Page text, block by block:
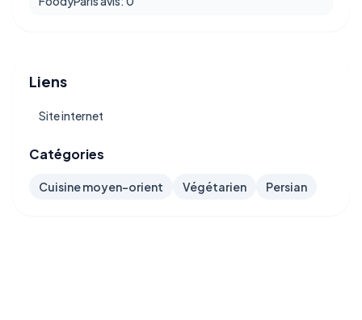
Liens
Site internet
Catégories
Cuisine moyen-orient Végétarien Persian